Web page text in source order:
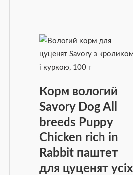
Корм вологий
Savory Dog All
breeds Puppy
Chicken rich in
Rabbit паштет
для цуценят усіх